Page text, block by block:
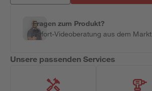
Fragen zum Produkt?
Sofort-Videoberatung aus dem Markt
Unsere passenden Services